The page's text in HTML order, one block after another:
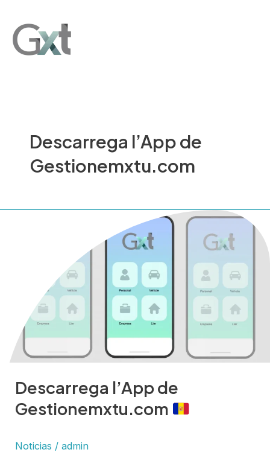
contenido
Descarrega l’App de
Gestionemxtu.com
Descarrega l’App de
Gestionemxtu.com
Noticias / admin
Gestionemxtu.com